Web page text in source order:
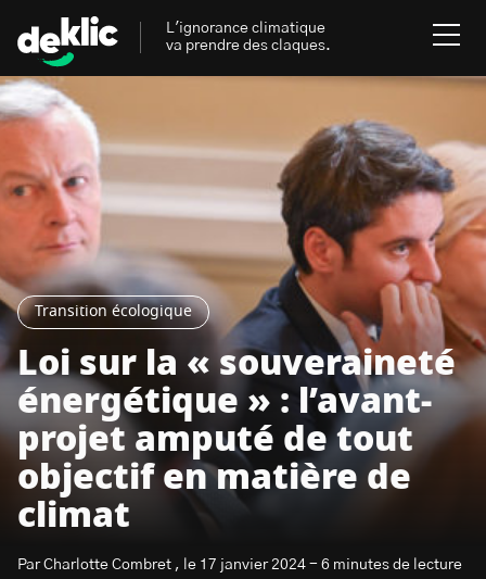
Transition écologique
Loi sur la « souveraineté
énergétique » : l’avant-
projet amputé de tout
objectif en matière de
climat
Par Charlotte Combret , le 17 janvier 2024 - 6 minutes de lecture
L'ignorance climatique
va prendre des claques.
Rechercher
:
Environnement
Aides, bons plans & cie
Énergies renouvelables
Mobilités durables
Gestes écologiques
Inspiré.es inspirant.es
Rechercher
Les mots clés les plus
recherchés sur Deklic
Transition Écologique deklic kids
interview Volte-face influenceur.se